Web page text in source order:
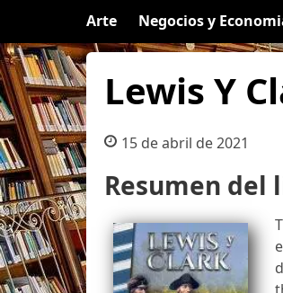
Arte Negocios y
Lewis Y
15 de abril de 2021
Resumen del